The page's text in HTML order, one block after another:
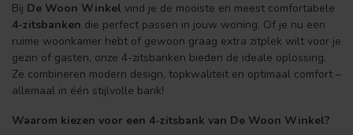
Bij De Woon Winkel vind je de mooiste en meest comfortabele
4-zitsbanken die perfect passen in jouw woning. Of je nu een
ruime woonkamer hebt of gewoon graag extra zitplek wilt voor je
gezin of gasten, onze 4-zitsbanken bieden de ideale oplossing.
Ze combineren modern design, topkwaliteit en optimaal comfort –
allemaal in één stijlvolle bank!
Waarom kiezen voor een 4-zitsbank van De Woon Winkel?